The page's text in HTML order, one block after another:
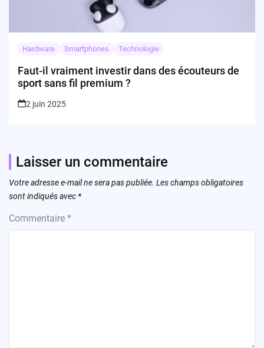
Hardware Smartphones Technologie
Faut-il vraiment investir dans des écouteurs de
sport sans fil premium ?
2 juin 2025
Laisser un commentaire
Votre adresse e-mail ne sera pas publiée. Les champs obligatoires
sont indiqués avec *
Commentaire *